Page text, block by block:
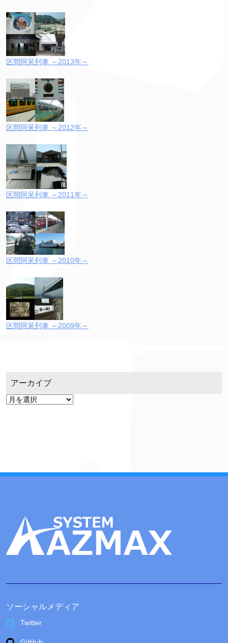
区間阿呆列車 ～2013年～
区間阿呆列車 ～2012年～
区間阿呆列車 ～2011年～
区間阿呆列車 ～2010年～
区間阿呆列車 ～2009年～
アーカイブ
ア
ソーシャルメディア
Twitter